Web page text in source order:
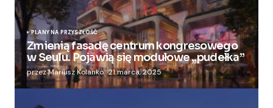
PLANY NA PRZYSZŁOŚĆ
Zmienią fasadę centrum kongresowego
w Seulu. Pojawią się modułowe „pudełka”
przez Mariusz Kolanko 21 marca, 2025